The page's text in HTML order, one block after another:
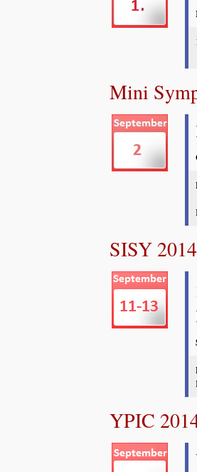
Mini
SISY 2014
YPIC